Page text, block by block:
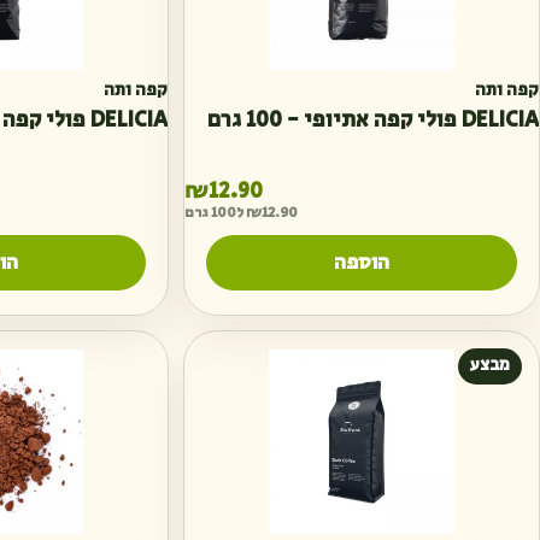
קפה ותה
DELICIA פולי קפה אתיופי - 100 גרם
₪12.90
₪12.90 ל100 גרם
הוספה
קפה ותה
DELICIA פולי קפה בוסט - 100 גרם
מבצע